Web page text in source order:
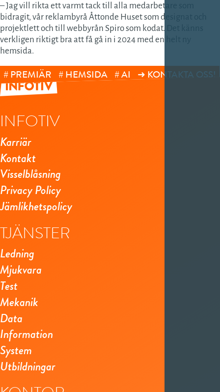
– Jag vill rikta ett varmt tack till alla medarbetare som
bidragit, vår reklambyrå Åttonde Huset som designat och
projektlett och till webbyrån Spiro som kodat. Det känns
verkligen riktigt bra att få gå in i 2024 med en helt ny
hemsida.
PREMIÄR HEMSIDA AI KONTAKTA OSS!
INFOTIV
Karriär
Kontakt
Visselblåsning
Privacy Policy
Jämlikhetspolicy
TJÄNSTER
Ledning
Mjukvara
Test
Mekanik
Data
Information
System
Utbildningar